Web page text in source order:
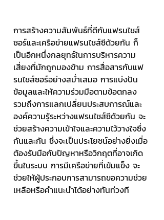
การสร้างความสัมพันธ์ที่ดีกับแฟรนไชส์
ซอร์และเครือข่ายแฟรนไชส์ซีด้วยกัน ก็
เป็นอีกหนึ่งกลยุทธ์ในการบริหารความ
เสี่ยงที่มักถูกมองข้าม การสื่อสารกับแฟ
รนไชส์ซอร์อย่างสม่ำเสมอ การแบ่งปัน
ข้อมูลและให้ความร่วมมือตามข้อตกลง
รวมถึงการแลกเปลี่ยนประสบการณ์และ
องค์ความรู้ระหว่างแฟรนไชส์ซีด้วยกัน จะ
ช่วยสร้างความเข้าใจและความไว้วางใจซึ่ง
กันและกัน ซึ่งจะเป็นประโยชน์อย่างยิ่งเมื่อ
ต้องรับมือกับปัญหาหรือวิกฤตที่อาจเกิด
ขึ้นในระบบ การมีเครือข่ายที่เข้มแข็ง จะ
ช่วยให้ผู้ประกอบการสามารถขอความช่วย
เหลือหรือคำแนะนำได้อย่างทันท่วงที